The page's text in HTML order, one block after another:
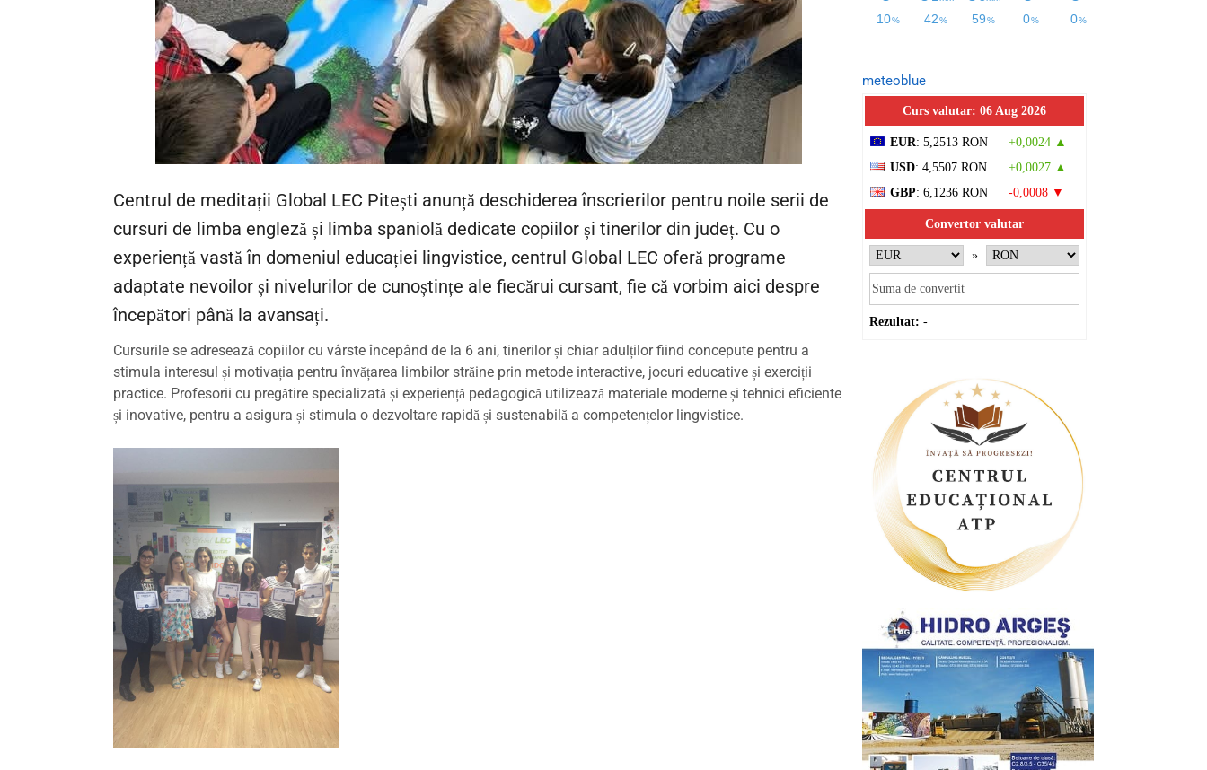
Centrul de meditații Global LEC Pitești anunță deschiderea înscrierilor pentru noile serii de
cursuri de limba engleză și limba spaniolă dedicate copiilor și tinerilor din județ. Cu o
experiență vastă în domeniul educației lingvistice, centrul Global LEC oferă programe
adaptate nevoilor și nivelurilor de cunoștințe ale fiecărui cursant, fie că vorbim aici despre
începători până la avansați.
Cursurile se adresează copiilor cu vârste începând de la 6 ani, tinerilor și chiar adulților fiind concepute pentru a
stimula interesul și motivația pentru învățarea limbilor străine prin metode interactive, jocuri educative și exerciții
practice. Profesorii cu pregătire specializată și experiență pedagogică utilizează materiale moderne și tehnici eficiente
și inovative, pentru a asigura și stimula o dezvoltare rapidă și sustenabilă a competențelor lingvistice.
meteoblue
Curs valutar: 06 Aug 2026
EUR: 5,2513 RON
+0,0024 ▲
USD: 4,5507 RON
+0,0027 ▲
GBP: 6,1236 RON -0,0008 ▼
Convertor valutar
»
Rezultat: -